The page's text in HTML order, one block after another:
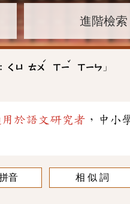
進階檢索
ㄑㄩ ㄊㄨ
ˊ
ㄒㄧ
ˇ
ㄒㄧㄣ 」
用於語文研究者 ，中小
音 相 似 詞